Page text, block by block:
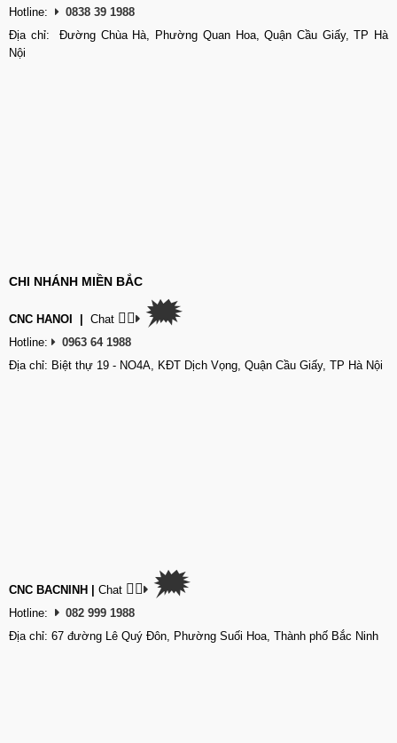
Hotline:
0838 39 1988
Địa chỉ: Đường Chùa Hà, Phường Quan Hoa, Quận Cầu Giấy, TP Hà
Nội
CHI NHÁNH MIỀN BẮC
CNC HANOI | Chat 👉🏽 🗯
Hotline:
0963 64 1988
Địa chỉ: Biệt thự 19 - NO4A, KĐT Dịch Vọng, Quận Cầu Giấy, TP Hà Nội
CNC BACNINH | Chat 👉🏽 🗯
Hotline:
082 999 1988
Địa chỉ: 67 đường Lê Quý Đôn, Phường Suối Hoa, Thành phố Bắc Ninh